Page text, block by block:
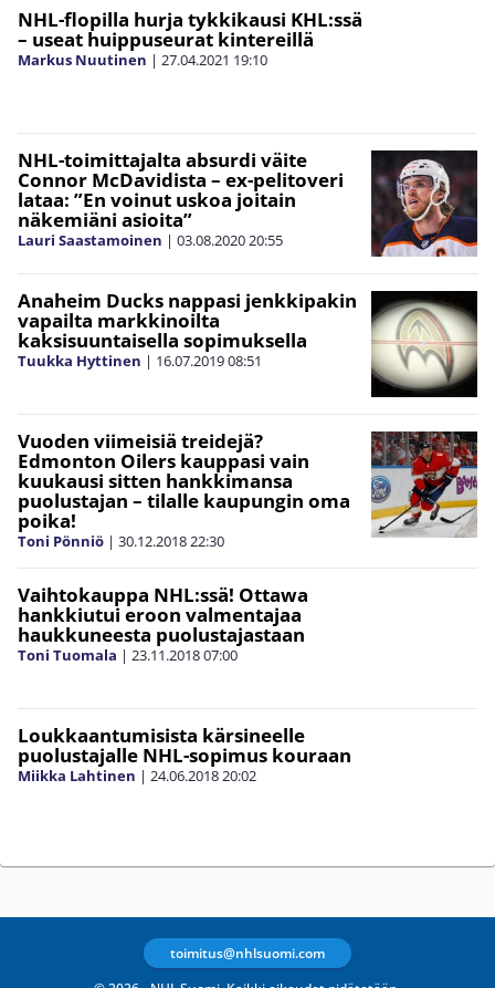
NHL-flopilla hurja tykkikausi KHL:ssä
– useat huippuseurat kintereillä
Markus Nuutinen | 27.04.2021 19:10
NHL-toimittajalta absurdi väite
Connor McDavidista – ex-pelitoveri
lataa: ”En voinut uskoa joitain
näkemiäni asioita”
Lauri Saastamoinen | 03.08.202020:55
Anaheim Ducks nappasi jenkkipakin
vapailta markkinoilta
kaksisuuntaisella sopimuksella
Tuukka Hyttinen | 16.07.201908:51
Vuoden viimeisiä treidejä?
Edmonton Oilers kauppasi vain
kuukausi sitten hankkimansa
puolustajan – tilalle kaupungin oma
poika!
Toni Pönniö | 30.12.201822:30
Vaihtokauppa NHL:ssä! Ottawa
hankkiutui eroon valmentajaa
haukkuneesta puolustajastaan
Toni Tuomala | 23.11.201807:00
Loukkaantumisista kärsineelle
puolustajalle NHL-sopimus kouraan
Miikka Lahtinen | 24.06.201820:02
toimitus@nhlsuomi.com